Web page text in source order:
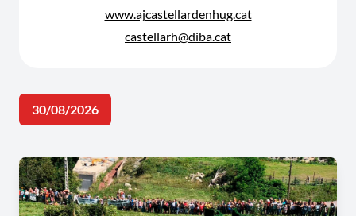
www.ajcastellardenhug.cat
castellarh@diba.cat
30/08/2026